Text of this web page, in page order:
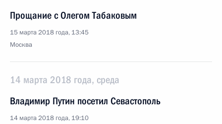
Прощание с Олегом Табаковым
15 марта 2018 года, 13:45
Москва
14 марта 2018 года, среда
Владимир Путин посетил Севастополь
14 марта 2018 года, 19:10